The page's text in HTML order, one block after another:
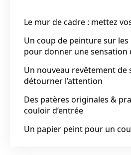
Le mur de cadre : mettez
Un coup de peinture sur
pour donner une sensation
Un nouveau revêtement de
détourner l’attention
Des patères originales &
couloir d’entrée
Un papier peint pour un